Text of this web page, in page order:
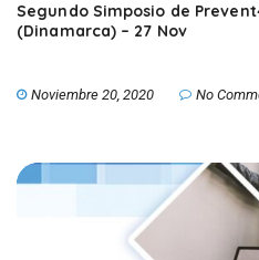
Segundo Simposio de
(Dinamarca) – 27 Nov
Noviembre 20, 2020 No